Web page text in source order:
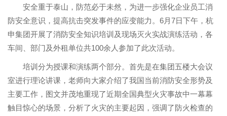
安全重于泰山，防范必于未然，为进一步强化企业员工消
防安全意识，提高抗击突发事件的应变能力。6月7日下午，杭
申集团开展了消防安全知识培训及现场灭火实战演练活动，各
车间、部门及外租单位共100余人参加了此次活动。
培训分为授课和演练两个部分。首先是在集团五楼大会议
室进行理论讲课，老师向大家介绍了我国当前消防安全形势及
主要工作，图文并茂地重现了近期全国典型火灾事故中一幕幕
触目惊心的场景，分析了火灾的主要起因，强调了防火检查的